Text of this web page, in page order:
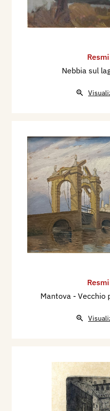
Nebbia sul
Mantova - Vecchio